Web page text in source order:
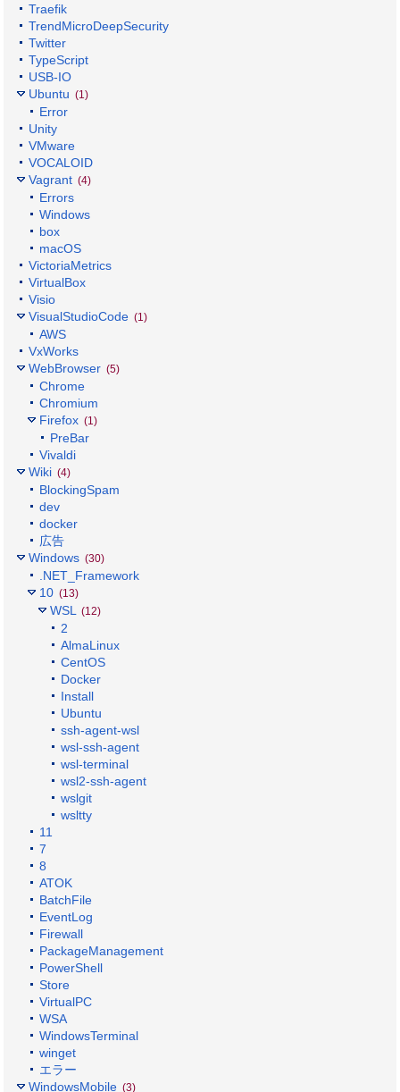
Traefik
TrendMicroDeepSecurity
Twitter
TypeScript
USB-IO
Ubuntu (1)
Error
Unity
VMware
VOCALOID
Vagrant (4)
Errors
Windows
box
macOS
VictoriaMetrics
VirtualBox
Visio
VisualStudioCode (1)
AWS
VxWorks
WebBrowser (5)
Chrome
Chromium
Firefox (1)
PreBar
Vivaldi
Wiki (4)
BlockingSpam
dev
docker
広告
Windows (30)
.NET_Framework
10 (13)
WSL (12)
2
AlmaLinux
CentOS
Docker
Install
Ubuntu
ssh-agent-wsl
wsl-ssh-agent
wsl-terminal
wsl2-ssh-agent
wslgit
wsltty
11
7
8
ATOK
BatchFile
EventLog
Firewall
PackageManagement
PowerShell
Store
VirtualPC
WSA
WindowsTerminal
winget
エラー
WindowsMobile (3)